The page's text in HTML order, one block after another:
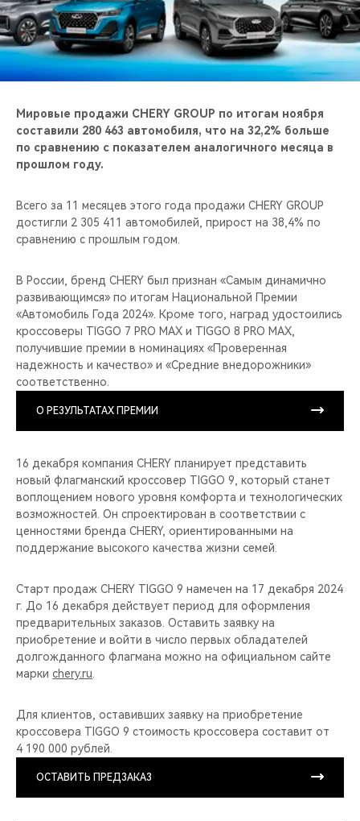
CHERY И СПОРТ
НАШИ МЕРОПРИЯТИЯ
ВИДЕООБЗОРЫ
CHERY ДЛЯ ДЕТЕЙ
Мировые продажи CHERY GROUP по итогам ноября
составили 280 463 автомобиля, что на 32,2% больше
по сравнению с показателем аналогичного месяца в
прошлом году.
Всего за 11 месяцев этого года продажи CHERY GROUP
достигли 2 305 411 автомобилей, прирост на 38,4% по
сравнению с прошлым годом.
В России, бренд CHERY был признан «Самым динамично
развивающимся» по итогам Национальной Премии
«Автомобиль Года 2024». Кроме того, наград удостоились
кроссоверы TIGGO 7 PRO MAX и TIGGO 8 PRO MAX,
получившие премии в номинациях «Проверенная
надежность и качество» и «Средние внедорожники»
соответственно.
О РЕЗУЛЬТАТАХ ПРЕМИИ
16 декабря компания CHERY планирует представить
новый флагманский кроссовер TIGGO 9, который станет
воплощением нового уровня комфорта и технологических
возможностей. Он спроектирован в соответствии с
ценностями бренда CHERY, ориентированными на
поддержание высокого качества жизни семей.
Старт продаж CHERY TIGGO 9 намечен на 17 декабря 2024
г. До 16 декабря действует период для оформления
предварительных заказов. Оставить заявку на
приобретение и войти в число первых обладателей
долгожданного флагмана можно на официальном сайте
марки chery.ru
Для клиентов, оставивших заявку на приобретение
кроссовера TIGGO 9 стоимость кроссовера составит от
4 190 000 рублей.
ОСТАВИТЬ ПРЕДЗАКАЗ